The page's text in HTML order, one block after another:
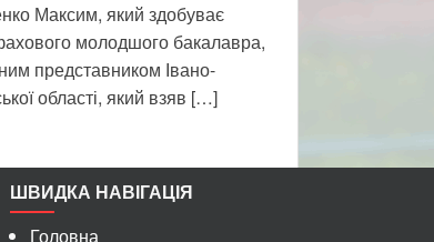
Максим, який здобуває
молодшого бакалавра,
представником Івано-
області, який взяв […]
ШВИДКА НАВІГАЦІЯ
Головна